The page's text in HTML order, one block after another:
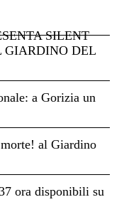
SILENT
DEL
a Gorizia un
al Giardino
ora disponibili su